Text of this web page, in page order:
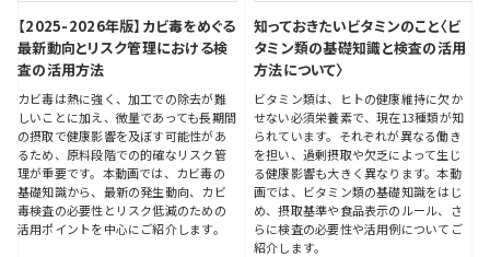
【2025-2026年版】カビ毒をめぐる
最新動向とリスク管理における検
査の活用方法
カビ毒は熱に強く、加工での除去が難
しいことに加え、微量であっても長期間
の摂取で健康影響を及ぼす可能性があ
るため、原料段階での的確なリスク管
理が重要です。本動画では、カビ毒の
基礎知識から、最新の発生動向、カビ
毒検査の必要性とリスク低減のための
活用ポイントを中心にご紹介します。
知っておきたいビタミンのこと〈ビ
タミン類の基礎知識と検査の活用
方法について〉
ビタミン類は、ヒトの健康維持に欠か
せない必須栄養素で、現在13種類が知
られています。それぞれが異なる働き
を担い、過剰摂取や欠乏によって生じ
る健康影響も大きく異なります。本動
画では、ビタミン類の基礎知識をはじ
め、摂取基準や食品表示のルール、さ
らに検査の必要性や活用例についてご
紹介します。